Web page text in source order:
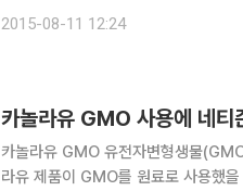
다는 주장과 인류의 건강에 치명적 재
2015-08-11 12:24
카놀라유 GMO 사용에 네
카놀라유 GMO 유전자변형생물(GMO) 표시제 여부가 다시 수면 위로 떠올랐다. 최근 한 수입 카놀
라유 제품이 GMO를 원료로 사용했을 가능성이 드